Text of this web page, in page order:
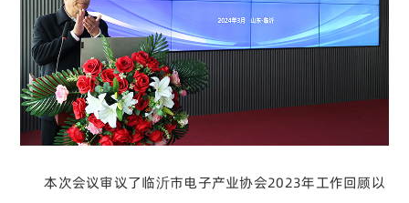
本次会议审议了临沂市电子产业协会2023年工作回顾以